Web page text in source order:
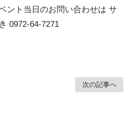
日のお問い合わせは サ
0972-64-7271
次の記事へ